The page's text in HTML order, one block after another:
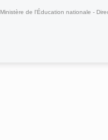
Ministère de l'Éducation nationale -